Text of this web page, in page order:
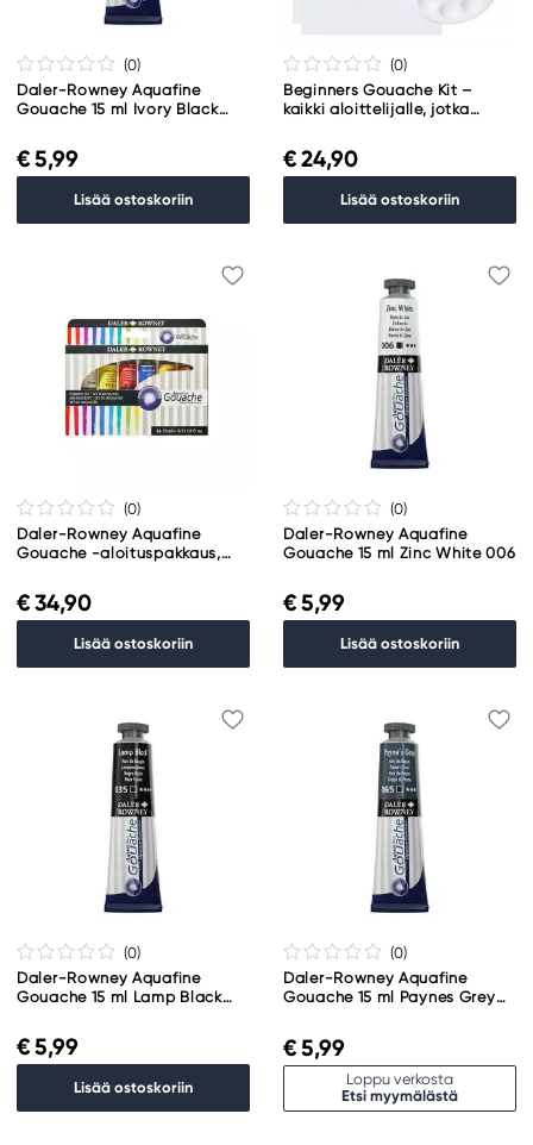
(0)
Daler-Rowney Aquafine
Gouache 15 ml Ivory Black
€ 5,99
Lisää ostoskoriin
(0)
Beginners Gouache Kit –
kaikki aloittelijalle, jotka
guassiväreillä maalaamisen
€ 24,90
Lisää ostoskoriin
(0)
Daler-Rowney Aquafine
Gouache -aloituspakkaus,
guassiväriä
€ 34,90
Lisää ostoskoriin
(0)
Daler-Rowney Aquafine
Gouache 15 ml Zinc White 006
€ 5,99
Lisää ostoskoriin
(0)
Daler-Rowney Aquafine
Gouache 15 ml Lamp Black
€ 5,99
Lisää ostoskoriin
(0)
Daler-Rowney Aquafine
Gouache 15 ml Paynes Grey
€ 5,99
Loppu verkosta
Etsi myymälästä